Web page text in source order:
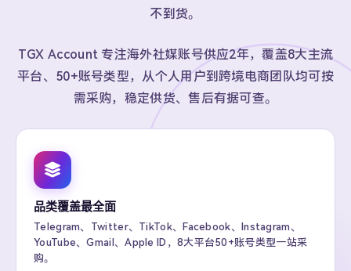
不到货。
TGX Account 专注海外社媒账号供应2年，覆盖8大主流
平台、50+账号类型，从个人用户到跨境电商团队均可按
需采购，稳定供货、售后有据可查。
品类覆盖最全面
Telegram、Twitter、TikTok、Facebook、Instagram、
YouTube、Gmail、Apple ID，8大平台50+账号类型一站采
购。